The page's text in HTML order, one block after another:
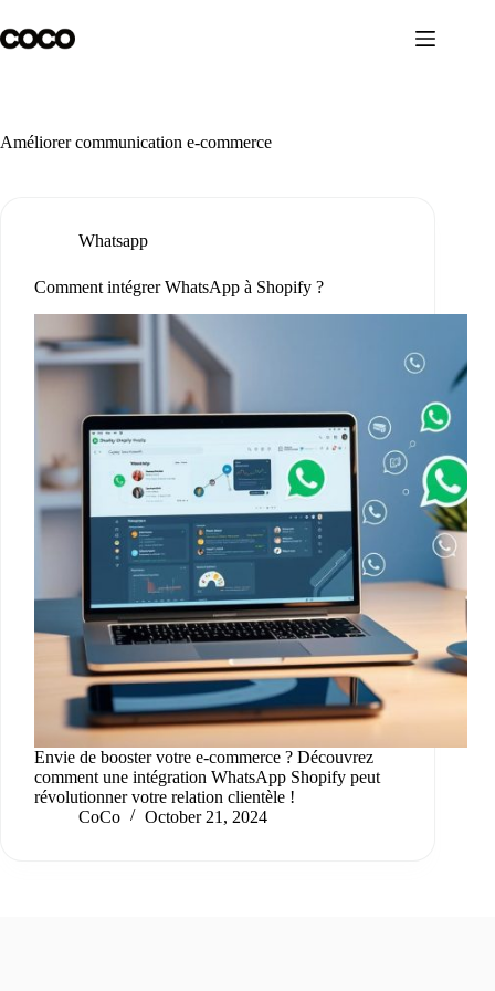
to
content
Améliorer communication e-commerce
Whatsapp
Comment intégrer WhatsApp à Shopify ?
Envie de booster votre e-commerce ? Découvrez
comment une intégration WhatsApp Shopify peut
révolutionner votre relation clientèle !
CoCo
October 21, 2024